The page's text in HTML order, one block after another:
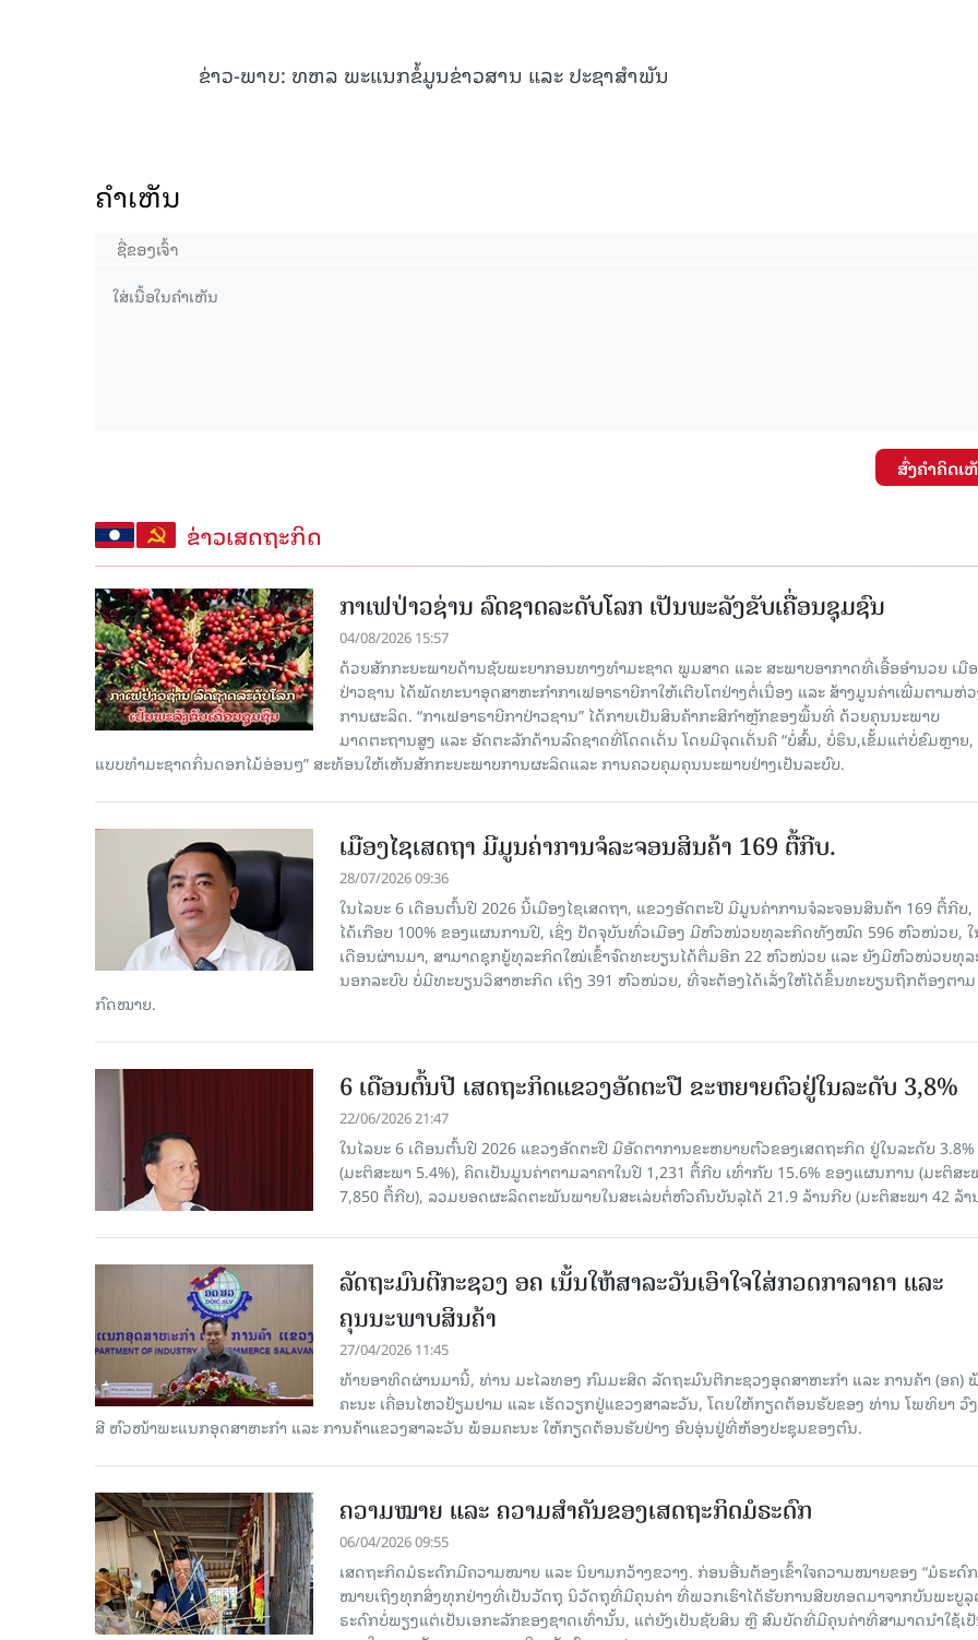
ຂ່າວ-ພາບ: ທຫລ ພະແນກຂໍ້ມູນຂ່າວສານ ແລະ ປະຊາສໍາພັນ
ຄໍາເຫັນ
ສົ່ງຄໍາຄິດເ
ຂ່າວເສດຖະກິດ
ກາເຟປ່າວຊ່ານ ລົດຊາດລະດັບໂລກ ເປັນພະລັງຂັບເຄື່ອນຊຸມຊົນ
04/08/2026 15:57
ດ້ວຍສັກກະຍະພາບດ້ານຊັບພະຍາກອນທາງທຳມະຊາດ ພູມສາດ ແລະ ສະພາບອາກາດທີ່ເອື້ອອຳນວຍ ເມື
ປ່າວຊານ ໄດ້ພັດທະນາອຸດສາຫະກຳກາເຟອາຣາບີກາໃຫ້ເຕີບໂຕຢ່າງຕໍ່ເນື່ອງ ແລະ ສ້າງມູນຄ່າເພີ່ມຕາມຫ່ວ
ການຜະລິດ. “ກາເຟອາຣາບີກາປ່າວຊານ” ໄດ້ກາຍເປັນສິນຄ້າກະສິກຳຫຼັກຂອງພື້ນທີ່ ດ້ວຍຄຸນນະພາບ
ມາດຕະຖານສູງ ແລະ ອັດຕະລັກດ້ານລົດຊາດທີ່ໂດດເດັ່ນ ໂດຍມີຈຸດເດັ່ນຄື “ບໍ່ສົ້ມ, ບໍ່ຮຶນ,ເຂັ້ມແຕ່ບໍ່ຂົມຫຼາ
ແບບທຳມະຊາດກິ່ນດອກໄມ້ອ່ອນໆ” ສະທ້ອນໃຫ້ເຫັນສັກກະຍະພາບການຜະລິດແລະ ການຄວບຄຸມຄຸນນະພາບຢ່າງເປັນລະບົບ.
ເມືອງໄຊເສດຖາ ມີມູນຄ່າການຈໍລະຈອນສິນຄ້າ 169 ຕື້ກີບ.
28/07/2026 09:36
ໃນໄລຍະ 6 ເດືອນຕົ້ນປີ 2026 ນີ້ເມືອງໄຊເສດຖາ, ແຂວງອັດຕະປື ມີມູນຄ່າການຈໍລະຈອນສິນຄ້າ 169 ຕື້ກີບ
ໄດ້ເກືອບ 100% ຂອງແຜນການປີ, ເຊິ່ງ ປັດຈຸບັນທົ່ວເມືອງ ມີຫົວໜ່ວຍທຸລະກິດທັງໝົດ 596 ຫົວໜ່ວຍ,
ເດືອນຜ່ານມາ, ສາມາດຊຸກຍູ້ທຸລະກິດໃໝ່ເຂົ້າຈົດທະບຽນໄດ້ຕື່ມອີກ 22 ຫົວໜ່ວຍ ແລະ ຍັງມີຫົວໜ່ວຍທຸ
ນອກລະບົບ ບໍ່ມີທະບຽນວິສາຫະກິດ ເຖິງ 391 ຫົວໜ່ວຍ, ທີ່ຈະຕ້ອງໄດ້ເລັ່ງໃຫ້ໄດ້ຂຶ້ນທະບຽນຖືກຕ້ອງຕາມ
ກົດໝາຍ.
6 ເດືອນຕົ້ນປີ ເສດຖະກິດແຂວງອັດຕະປື ຂະຫຍາຍຕົວຢູ່ໃນລະດັບ 3,8%
22/06/2026 21:47
ໃນໄລຍະ 6 ເດືອນຕົ້ນປີ 2026 ແຂວງອັດຕະປື ມີອັດຕາການຂະຫຍາຍຕົວຂອງເສດຖະກິດ ຢູ່ໃນລະດັບ 3.8%
(ມະຕິສະພາ 5.4%), ຄິດເປັນມູນຄ່າຕາມລາຄາໃນປີ 1,231 ຕື້ກີບ ເທົ່າກັບ 15.6% ຂອງແຜນການ (ມະຕິສະ
7,850 ຕື້ກີບ), ລວມຍອດຜະລິດຕະພັນພາຍໃນສະເລ່ຍຕໍ່ຫົວຄົນບັນລຸໄດ້ 21.9 ລ້ານກີບ (ມະຕິສະພາ 42 ລ້າ
ລັດຖະມົນຕີກະຊວງ ອຄ ເນັ້ນໃຫ້ສາລະວັນເອົາໃຈໃສ່ກວດກາລາຄາ ແລະ
ຄຸນນະພາບສິນຄ້າ
27/04/2026 11:45
ທ້າຍອາທິດຜ່ານມານີ້, ທ່ານ ມະໄລທອງ ກົມມະສິດ ລັດຖະມົນຕີກະຊວງອຸດສາຫະກຳ ແລະ ການຄ້າ (ອຄ)
ຄະນະ ເຄື່ອນໄຫວຢ້ຽມຢາມ ແລະ ເຮັດວຽກຢູ່ແຂວງສາລະວັນ, ໂດຍໃຫ້ກຽດຕ້ອນຮັບຂອງ ທ່ານ ໂພທິຍາ ວົ
ສີ ຫົວໜ້າພະແນກອຸດສາຫະກຳ ແລະ ການຄ້າແຂວງສາລະວັນ ພ້ອມຄະນະ ໃຫ້ກຽດຕ້ອນຮັບຢ່າງ ອົບອຸ່ນຢູ່ທີ່ຫ້ອງປະຊຸມຂອງຕົນ.
ຄວາມໝາຍ ແລະ ຄວາມສໍາຄັນຂອງເສດຖະກິດມໍຣະດົກ
06/04/2026 09:55
ເສດຖະກິດມໍຣະດົກມີຄວາມໝາຍ ແລະ ນິຍາມກວ້າງຂວາງ. ກ່ອນອື່ນຕ້ອງເຂົ້າໃຈຄວາມໝາຍຂອງ “ມໍຣະດົ
ໝາຍເຖິງທຸກສິ່ງທຸກຢ່າງທີ່ເປັນວັດຖຸ ນິວັດຖຸທີ່ມີຄຸນຄ່າ ທີ່ພວກເຮົາໄດ້ຮັບການສືບທອດມາຈາກບັນພະບູ
ຣະດົກບໍ່ພຽງແຕ່ເປັນເອກະລັກຂອງຊາດເທົ່ານັ້ນ, ແຕ່ຍັງເປັນຊັບສິນ ຫຼື ສົມບັດທີ່ມີຄຸນຄ່າທີ່ສາມາດນໍາໃຊ້ເ